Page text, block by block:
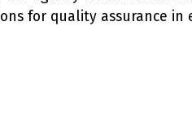
for quality assurance in